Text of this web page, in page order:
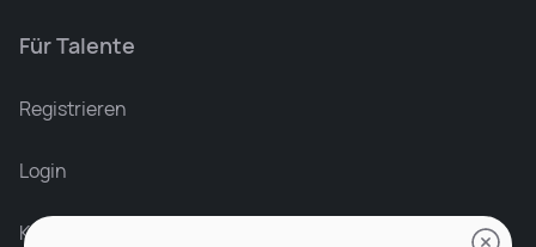
Für Talente
Registrieren
Login
Karriere bei Rocken